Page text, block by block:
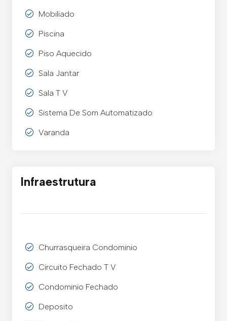
Mobiliado
Piscina
Piso Aquecido
Sala Jantar
Sala T V
Sistema De Som Automatizado
Varanda
Infraestrutura
Churrasqueira Condominio
Circuito Fechado T V
Condominio Fechado
Deposito